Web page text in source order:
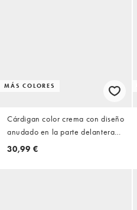
MÁS COLORES
Cárdigan color crema con diseño
anudado en la parte delantera
de croché de Vero Moda
30,99 €